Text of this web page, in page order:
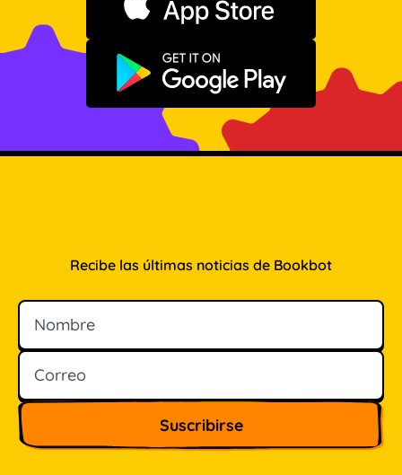
Descargar en App Store
Disponible en Google Play
Recibe las últimas noticias de Bookbot
Nombre
Correo